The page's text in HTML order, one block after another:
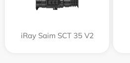
iRay Saim SCT 35 V2